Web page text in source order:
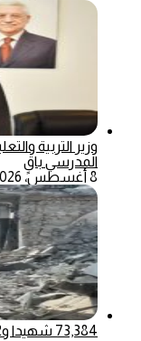
وزير التربية
المدرسي باقٍ
8 أغسطس، 2026